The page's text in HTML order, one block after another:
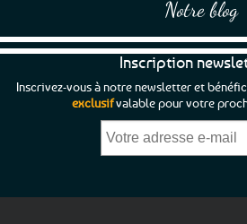
Notre blog
Inscription
Inscrivez-vous à notre newsletter et
exclusifvalable pour votre